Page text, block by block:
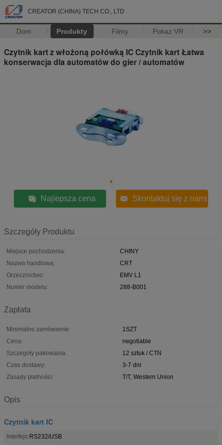
CREATOR (CHINA) TECH CO., LTD
Dom Produkty Filmy Pokaz VR >>
Czytnik kart z włożoną połówką IC Czytnik kart Łatwa
konserwacja dla automatów do gier / automatów
Najlepsza cena Skontaktuj się z nami
Szczegóły Produktu
Miejsce pochodzenia:
CHINY
Nazwa handlowa:
CRT
Orzecznictwo:
EMV L1
Numer modelu:
288-B001
Zapłata
Minimalne zamówienie:
1SZT
Cena:
negotiable
Szczegóły pakowania:
12 sztuk / CTN
Czas dostawy:
3-7 dni
Zasady płatności:
T/T, Western Union
Opis
Czytnik kart IC
Interfejs:RS232/USB